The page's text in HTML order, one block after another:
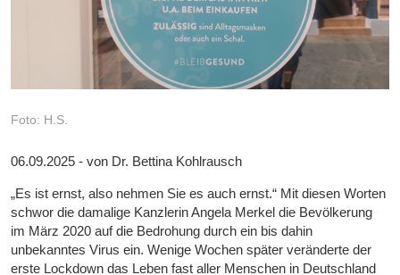
Foto: H.S.
06.09.2025 - von Dr. Bettina Kohlrausch
„Es ist ernst, also nehmen Sie es auch ernst.“ Mit diesen Worten
schwor die damalige Kanzlerin Angela Merkel die Bevölkerung
im März 2020 auf die Bedrohung durch ein bis dahin
unbekanntes Virus ein. Wenige Wochen später veränderte der
erste Lockdown das Leben fast aller Menschen in Deutschland